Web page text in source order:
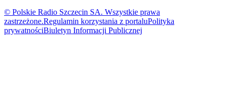
© Polskie Radio Szczecin SA. Wszystkie prawa
zastrzeżone.Regulamin korzystania z portaluPolityka
prywatnościBiuletyn Informacji Publicznej